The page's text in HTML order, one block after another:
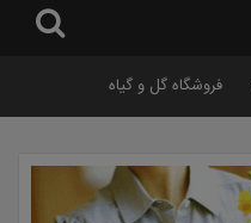
فروشگاه گل و گیاه